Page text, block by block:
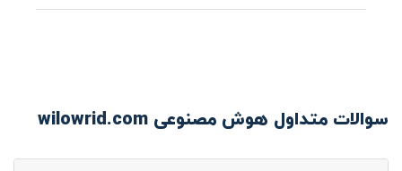
سوالات متداول هوش مصنوعی wilowrid.com